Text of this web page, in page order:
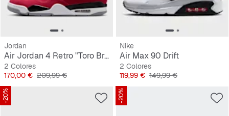
Jordan
Air Jordan 4 Retro "Toro Bravo"
2 Colores
Precio
170,00 € Precio original
209,99 €
Nike
Air Max 90 Drift
2 Colores
Precio
119,99 € Precio original
149,99 €
-20% -20%